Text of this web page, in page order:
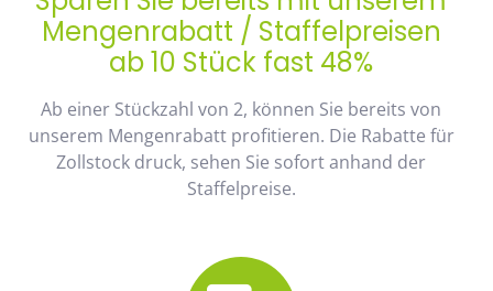
Mengenrabatt / Staffelpreisen
ab 10 Stück fast 48%
Ab einer Stückzahl von 2, können Sie bereits von
unserem Mengenrabatt profitieren. Die Rabatte für
Zollstock druck, sehen Sie sofort anhand der
Staffelpreise.